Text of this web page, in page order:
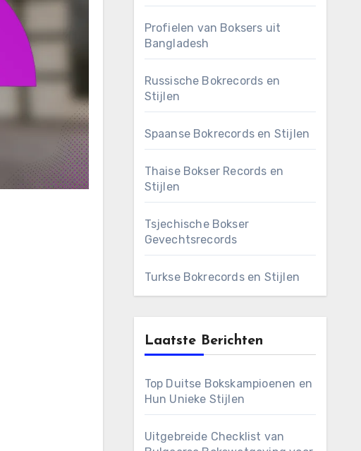
Profielen van Boksers uit
Bangladesh
Russische Bokrecords en
Stijlen
Spaanse Bokrecords en Stijlen
Thaise Bokser Records en
Stijlen
Tsjechische Bokser
Gevechtsrecords
Turkse Bokrecords en Stijlen
Laatste Berichten
Top Duitse Bokskampioenen en
Hun Unieke Stijlen
Uitgebreide Checklist van